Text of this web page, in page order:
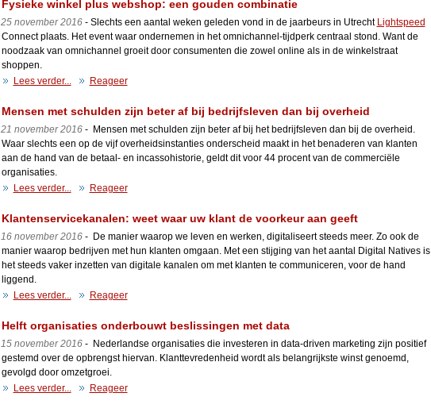
Fysieke winkel plus webshop: een gouden combinatie
25 november 2016- Slechts een aantal weken geleden vond in de jaarbeurs in Utrecht Lightspeed
Connect plaats. Het event waar ondernemen in het omnichannel-tijdperk centraal stond. Want de
noodzaak van omnichannel groeit door consumenten die zowel online als in de winkelstraat
shoppen.
Lees verder...
Reageer
Mensen met schulden zijn beter af bij bedrijfsleven dan bij overheid
21 november 2016- Mensen met schulden zijn beter af bij het bedrijfsleven dan bij de overheid.
Waar slechts een op de vijf overheidsinstanties onderscheid maakt in het benaderen van klanten
aan de hand van de betaal- en incassohistorie, geldt dit voor 44 procent van de commerciële
organisaties.
Lees verder...
Reageer
Klantenservicekanalen: weet waar uw klant de voorkeur aan geeft
16 november 2016- De manier waarop we leven en werken, digitaliseert steeds meer. Zo ook de
manier waarop bedrijven met hun klanten omgaan. Met een stijging van het aantal Digital Natives is
het steeds vaker inzetten van digitale kanalen om met klanten te communiceren, voor de hand
liggend.
Lees verder...
Reageer
Helft organisaties onderbouwt beslissingen met data
15 november 2016- Nederlandse organisaties die investeren in data-driven marketing zijn positief
gestemd over de opbrengst hiervan. Klanttevredenheid wordt als belangrijkste winst genoemd,
gevolgd door omzetgroei.
Lees verder...
Reageer